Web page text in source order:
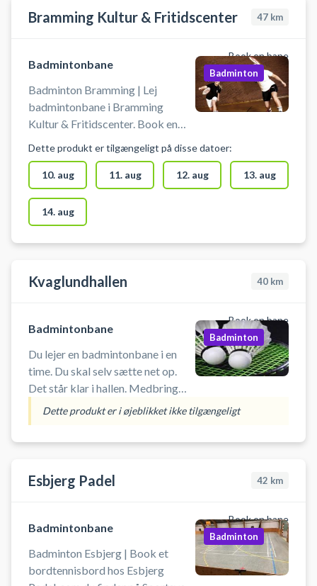
badmintonbane-esbjerg #spil-
badminton-i-esbjerg
Bramming Kultur & Fritidscenter 47 km
Book en bane
Badmintonbane
Badminton Bramming | Lej
badmintonbane i Bramming
Kultur & Fritidscenter. Book en
ved Esbjerg på en af
badmintonbanerne i Kultur &
Fritidscentret i Bramming. Banen
må kun benyttes med
indendørssko, så der ikke laver
mærker i gulvet. Medbring selv
at blive sat op. #badminton-
esbjerg #lej-badmintonbane-
esbjerg #badminton-bramming
Badminton
Dette produkt er tilgængeligt på disse datoer:
10. aug 11. aug 12. aug 13. aug
14. aug
Kvaglundhallen 40 km
Book en bane
Badmintonbane
Du lejer en badmintonbane i en
time. Du skal selv sætte net op.
Det står klar i hallen. Medbring
selv ketcher og bolde - mulighed
for at kontakte Kvaglund Hallen i
forvejen og forespørg på udlejning
Badminton
Dette produkt er i øjeblikket ikke tilgængeligt
Esbjerg Padel 42 km
Book en bane
Badmintonbane
Badminton Esbjerg | Book et
bordtennisbord hos Esbjerg
Badminton